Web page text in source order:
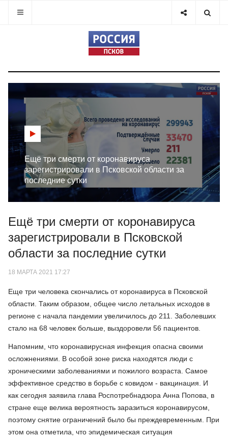
Ещё три смерти от коронавируса
зарегистрировали в Псковской области за
последние сутки
Ещё три смерти от коронавируса
зарегистрировали в Псковской
области за последние сутки
18 МАРТА 2021 17:27
Еще три человека скончались от коронавируса в Псковской
области. Таким образом, общее число летальных исходов в
регионе с начала пандемии увеличилось до 211. Заболевших
стало на 68 человек больше, выздоровели 56 пациентов.
Напомним, что коронавирусная инфекция опасна своими
осложнениями. В особой зоне риска находятся люди с
хроническими заболеваниями и пожилого возраста. Самое
эффективное средство в борьбе с ковидом - вакцинация. И
как сегодня заявила глава Роспотребнадзора Анна Попова, в
стране еще велика вероятность заразиться коронавирусом,
поэтому снятие ограничений было бы преждевременным. При
этом она отметила, что эпидемическая ситуация